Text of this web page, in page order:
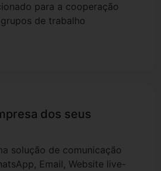
para a cooperação
de trabalho
dos seus
solução de comunicação
Email, Website live-